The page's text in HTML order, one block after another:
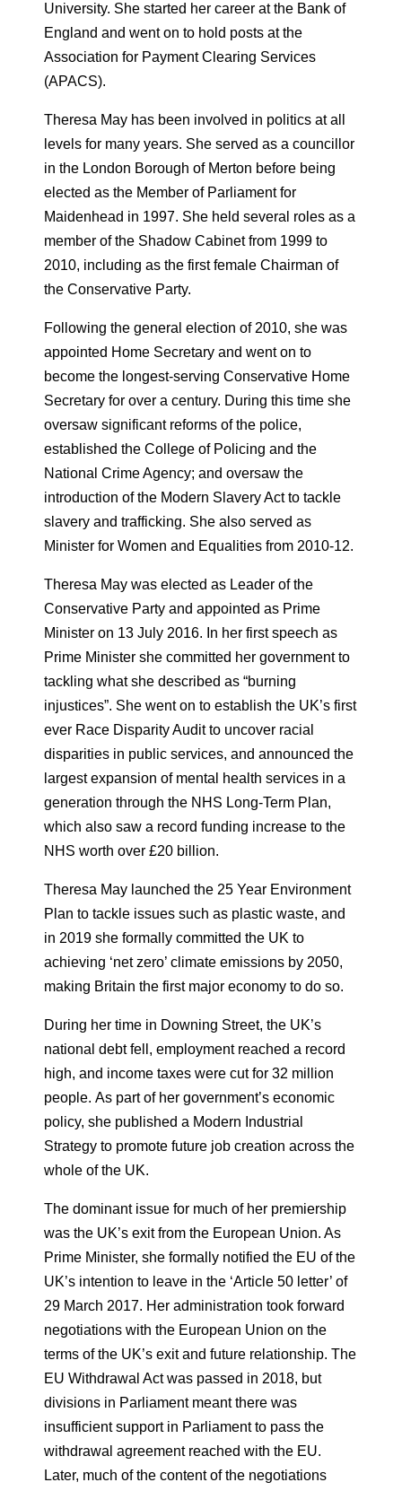
University. She started her career at the Bank of
England and went on to hold posts at the
Association for Payment Clearing Services
(APACS).
Theresa May has been involved in politics at all
levels for many years. She served as a councillor
in the London Borough of Merton before being
elected as the Member of Parliament for
Maidenhead in 1997. She held several roles as a
member of the Shadow Cabinet from 1999 to
2010, including as the first female Chairman of
the Conservative Party.
Following the general election of 2010, she was
appointed Home Secretary and went on to
become the longest-serving Conservative Home
Secretary for over a century. During this time she
oversaw significant reforms of the police,
established the College of Policing and the
National Crime Agency; and oversaw the
introduction of the Modern Slavery Act to tackle
slavery and trafficking. She also served as
Minister for Women and Equalities from 2010-12.
Theresa May was elected as Leader of the
Conservative Party and appointed as Prime
Minister on 13 July 2016. In her first speech as
Prime Minister she committed her government to
tackling what she described as “burning
injustices”. She went on to establish the UK’s first
ever Race Disparity Audit to uncover racial
disparities in public services, and announced the
largest expansion of mental health services in a
generation through the NHS Long-Term Plan,
which also saw a record funding increase to the
NHS worth over £20 billion.
Theresa May launched the 25 Year Environment
Plan to tackle issues such as plastic waste, and
in 2019 she formally committed the UK to
achieving ‘net zero’ climate emissions by 2050,
making Britain the first major economy to do so.
During her time in Downing Street, the UK’s
national debt fell, employment reached a record
high, and income taxes were cut for 32 million
people. As part of her government’s economic
policy, she published a Modern Industrial
Strategy to promote future job creation across the
whole of the UK.
The dominant issue for much of her premiership
was the UK’s exit from the European Union. As
Prime Minister, she formally notified the EU of the
UK’s intention to leave in the ‘Article 50 letter’ of
29 March 2017. Her administration took forward
negotiations with the European Union on the
terms of the UK’s exit and future relationship. The
EU Withdrawal Act was passed in 2018, but
divisions in Parliament meant there was
insufficient support in Parliament to pass the
withdrawal agreement reached with the EU.
Later, much of the content of the negotiations